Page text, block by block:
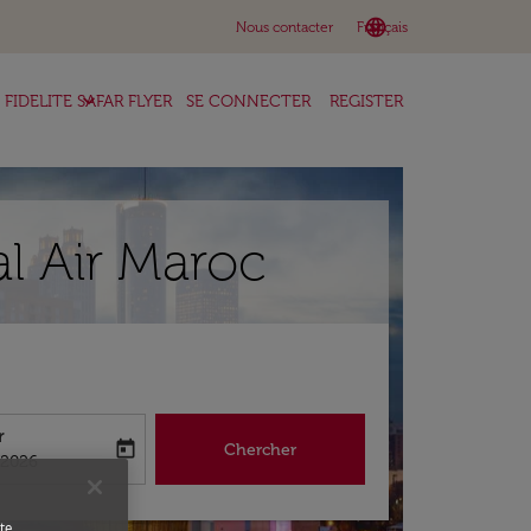
Nous contacter language
Français
keyboard_arrow_down
FIDELITE SAFAR FLYER
keyboard_arrow_down SE CONNECTER REGISTER
Air Maroc
return-date-aria-label
today Chercher